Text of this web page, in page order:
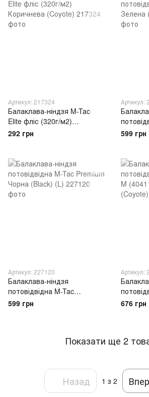
Артикул: 217324
Балаклава-ніндзя M-Tac
Elite фліс (320г/м2)
Коричнева (Coyote)
292 грн
Артикул:
Зелена
599 грн
Артикул: 227120
Балаклава-ніндзя
потовідвідна M-Tac
Premium Чорна (Black) (L)
599 грн
Артикул:
M
676 грн
Показати ще 2
Назад 1 з 2